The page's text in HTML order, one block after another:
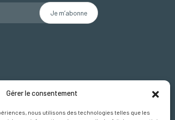
Gérer le consentement
nous utilisons des technologies telles que les